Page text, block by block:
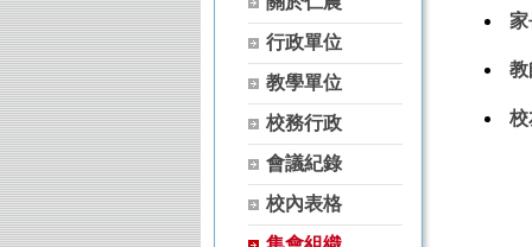
【115學年度升學榜單】恭喜 家政科
【115學年度升學榜單】恭喜 農場經營
【115學年度升學榜單】恭喜 空間測繪
【115學年度升學榜單】恭喜 森林科
【115學年度升學榜單】恭喜 茶葉技術
【115學年度升學榜單】恭喜 家政科
【115學年度升學榜單】恭喜 農經科
【115學年度升學榜單】恭喜 農經科
【115學年度升學榜單】恭喜 家政科
行政單位
教學單位
校務行政
會議紀錄
校內表格
家
教
校